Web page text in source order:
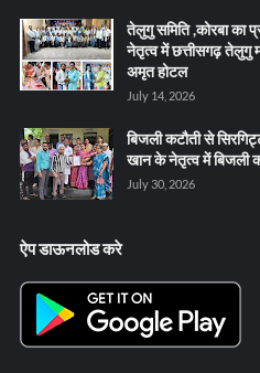
तेलुगु समिति ,कोरबा का
नेतृत्व में छत्तीसगढ़ तेलुगु
अमृत होटल
July 14, 2026
बिजली कटौती से
खान के नेतृत्व में बिजली
July 30, 2026
ऐप डाऊनलोड करे